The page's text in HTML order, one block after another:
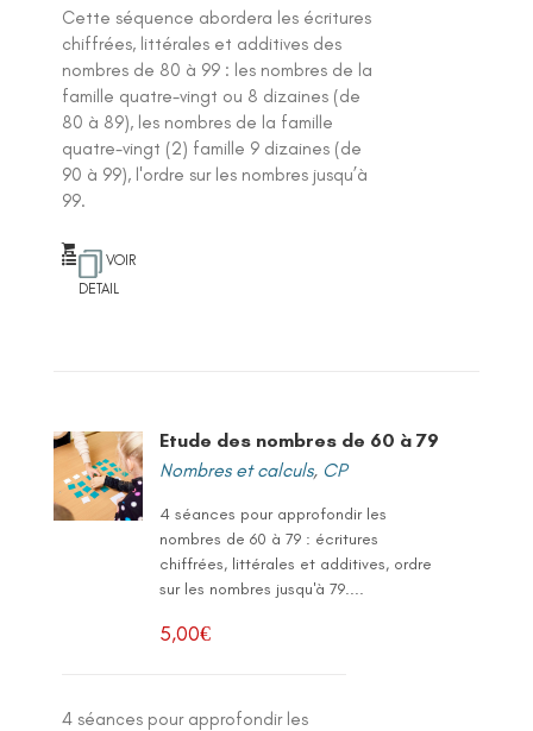
Cette séquence abordera les écritures
chiffrées, littérales et additives des
nombres de 80 à 99 : les nombres de la
famille quatre-vingt ou 8 dizaines (de
80 à 89), les nombres de la famille
quatre-vingt (2) famille 9 dizaines (de
90 à 99), l'ordre sur les nombres jusqu’à
99.
VOIR
DETAIL
Etude des nombres de 60 à 79
Nombres et calculs, CP
4 séances pour approfondir les
nombres de 60 à 79 : écritures
chiffrées, littérales et additives, ordre
sur les nombres jusqu'à 79....
5,00€
4 séances pour approfondir les